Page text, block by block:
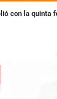
Santiago